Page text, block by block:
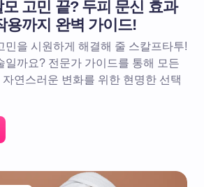
고민 끝? 두피 문신 효과
용까지 완벽 가이드!
민을 시원하게 해결해 줄 스칼프타투!
일까요? 전문가 가이드를 통해 모든
연스러운 변화를 위한 현명한 선택